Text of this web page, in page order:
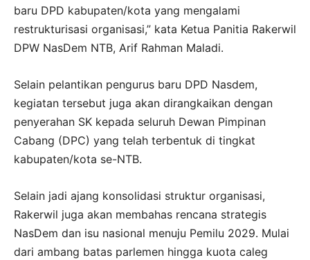
baru DPD kabupaten/kota yang mengalami
restrukturisasi organisasi,” kata Ketua Panitia Rakerwil
DPW NasDem NTB, Arif Rahman Maladi.
Selain pelantikan pengurus baru DPD Nasdem,
kegiatan tersebut juga akan dirangkaikan dengan
penyerahan SK kepada seluruh Dewan Pimpinan
Cabang (DPC) yang telah terbentuk di tingkat
kabupaten/kota se-NTB.
Selain jadi ajang konsolidasi struktur organisasi,
Rakerwil juga akan membahas rencana strategis
NasDem dan isu nasional menuju Pemilu 2029. Mulai
dari ambang batas parlemen hingga kuota caleg